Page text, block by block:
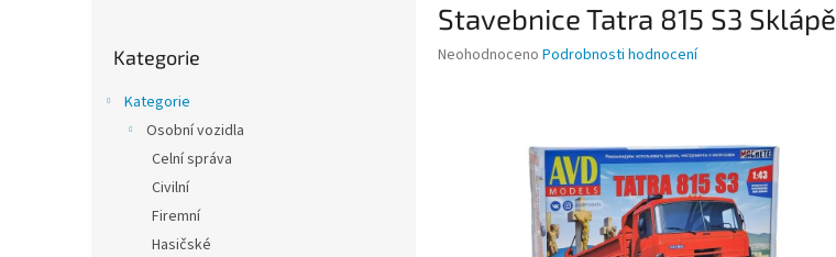
kategorie
Kategorie
Kategorie
Osobní vozidla
Celní správa
Civilní
Firemní
Hasičské
Stavebnice Tatra 815 S3
Průměrné
Neohodnoceno Podrobnosti hodnocení